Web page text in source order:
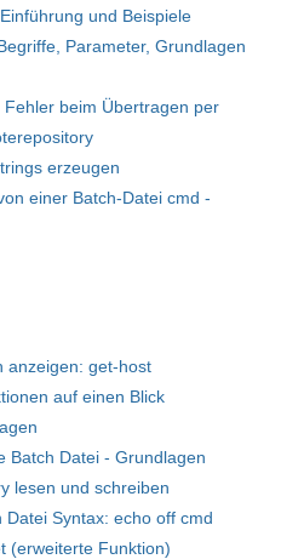
und Beispiele
Parameter, Grundlagen
beim Übertragen per
erzeugen
einer Batch-Datei cmd -
anzeigen: get-host
auf einen Blick
Batch Datei - Grundlagen
lesen und schreiben
Datei Syntax: echo off cmd
(erweiterte Funktion)